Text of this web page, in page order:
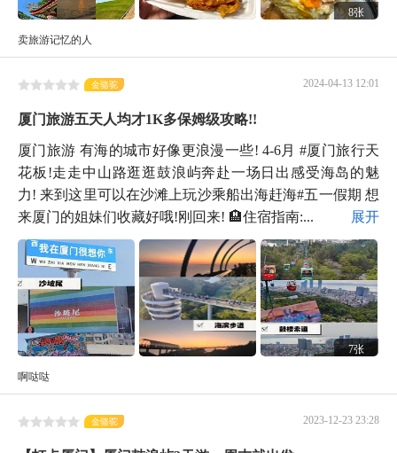
8张
卖旅游记忆的人
2024-04-13 12:01
金骆驼
厦门旅游五天人均才1K多保姆级攻略!!
厦门旅游 有海的城市好像更浪漫一些! 4-6月 #厦门旅行天
花板!走走中山路逛逛鼓浪屿奔赴一场日出感受海岛的魅
力! 来到这里可以在沙滩上玩沙乘船出海赶海#五一假期 想
来厦门的姐妹们收藏好哦!刚回来! 🏨住宿指南:...
展开
7张
啊哒哒
2023-12-23 23:28
金骆驼